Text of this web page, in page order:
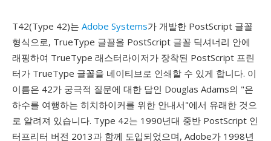
T42(Type 42)는 Adobe Systems가 개발한 PostScript 글꼴
형식으로, TrueType 글꼴을 PostScript 글꼴 딕셔너리 안에
래핑하여 TrueType 래스터라이저가 장착된 PostScript 프린
터가 TrueType 글꼴을 네이티브로 인쇄할 수 있게 합니다. 이
이름은 42가 궁극적 질문에 대한 답인 Douglas Adams의 "은
하수를 여행하는 히치하이커를 위한 안내서"에서 유래한 것으
로 알려져 있습니다. Type 42는 1990년대 중반 PostScript 인
터프리터 버전 2013과 함께 도입되었으며, Adobe가 1998년